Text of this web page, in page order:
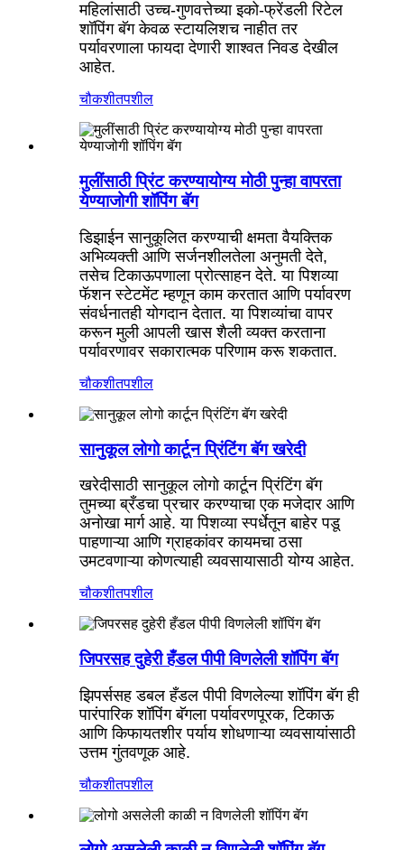
महिलांसाठी उच्च-गुणवत्तेच्या इको-फ्रेंडली रिटेल
शॉपिंग बॅग केवळ स्टायलिशच नाहीत तर
पर्यावरणाला फायदा देणारी शाश्वत निवड देखील
आहेत.
चौकशीतपशील
मुलींसाठी प्रिंट करण्यायोग्य मोठी पुन्हा वापरता
येण्याजोगी शॉपिंग बॅग
डिझाईन सानुकूलित करण्याची क्षमता वैयक्तिक
अभिव्यक्ती आणि सर्जनशीलतेला अनुमती देते,
तसेच टिकाऊपणाला प्रोत्साहन देते. या पिशव्या
फॅशन स्टेटमेंट म्हणून काम करतात आणि पर्यावरण
संवर्धनातही योगदान देतात. या पिशव्यांचा वापर
करून मुली आपली खास शैली व्यक्त करताना
पर्यावरणावर सकारात्मक परिणाम करू शकतात.
चौकशीतपशील
सानुकूल लोगो कार्टून प्रिंटिंग बॅग खरेदी
खरेदीसाठी सानुकूल लोगो कार्टून प्रिंटिंग बॅग
तुमच्या ब्रँडचा प्रचार करण्याचा एक मजेदार आणि
अनोखा मार्ग आहे. या पिशव्या स्पर्धेतून बाहेर पडू
पाहणाऱ्या आणि ग्राहकांवर कायमचा ठसा
उमटवणाऱ्या कोणत्याही व्यवसायासाठी योग्य आहेत.
चौकशीतपशील
जिपरसह दुहेरी हँडल पीपी विणलेली शॉपिंग बॅग
झिपर्ससह डबल हँडल पीपी विणलेल्या शॉपिंग बॅग ही
पारंपारिक शॉपिंग बॅगला पर्यावरणपूरक, टिकाऊ
आणि किफायतशीर पर्याय शोधणाऱ्या व्यवसायांसाठी
उत्तम गुंतवणूक आहे.
चौकशीतपशील